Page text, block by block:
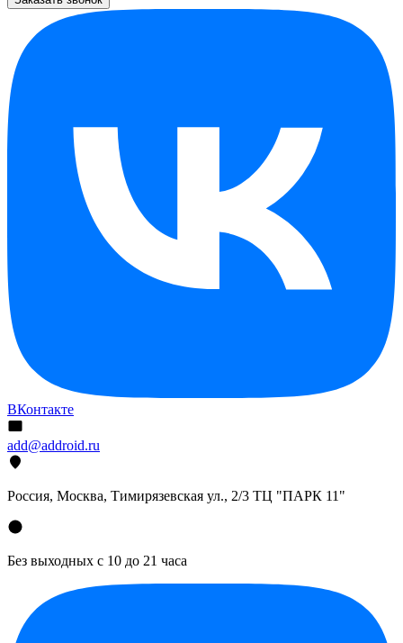
ВКонтакте
add@addroid.ru
Россия, Москва, Тимирязевская ул., 2/3 ТЦ "ПАРК 11"
Без выходных с 10 до 21 часа